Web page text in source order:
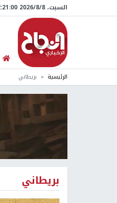
السبت، 8/‏8/‏2026 02:21:01 صباحاً
الرئيسية بريطاني
بريطاني